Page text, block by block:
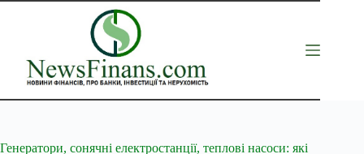
Перейти
Генератори, сонячні електростанції, теплові насоси: які